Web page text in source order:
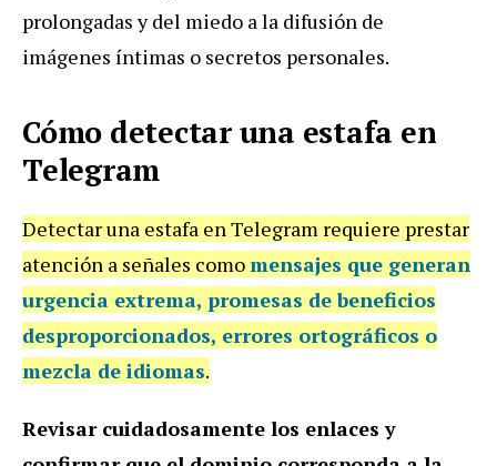
prolongadas y del miedo a la difusión de
imágenes íntimas o secretos personales.
Cómo detectar una estafa en
Telegram
Detectar una estafa en Telegram requiere prestar
atención a señales comomensajes que generan
urgencia extrema, promesas de beneficios
desproporcionados, errores ortográficos o
mezcla de idiomas.
Revisar cuidadosamente los enlaces y